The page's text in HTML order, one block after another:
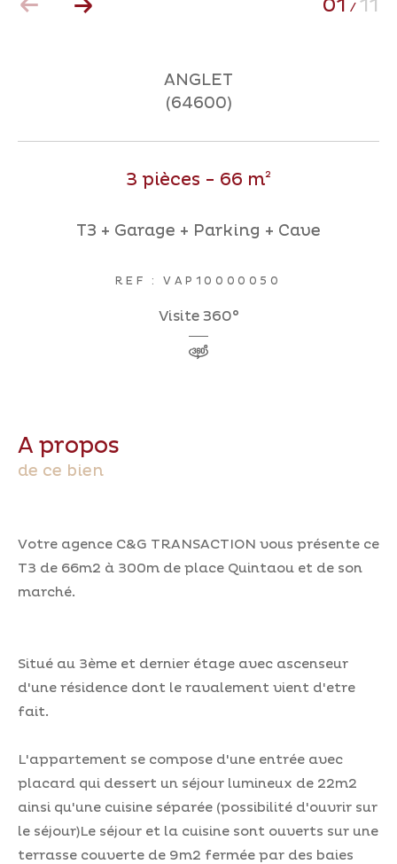
01 / 11
ANGLET
(64600)
3 pièces - 66 m²
T3 + Garage + Parking + Cave
REF : VAP10000050
Visite 360°
a propos
de ce bien
Votre agence C&G TRANSACTION vous présente ce
T3 de 66m2 à 300m de place Quintaou et de son
marché.
Situé au 3ème et dernier étage avec ascenseur
d'une résidence dont le ravalement vient d'etre
fait.
L'appartement se compose d'une entrée avec
placard qui dessert un séjour lumineux de 22m2
ainsi qu'une cuisine séparée (possibilité d'ouvrir sur
le séjour)Le séjour et la cuisine sont ouverts sur une
terrasse couverte de 9m2 fermée par des baies